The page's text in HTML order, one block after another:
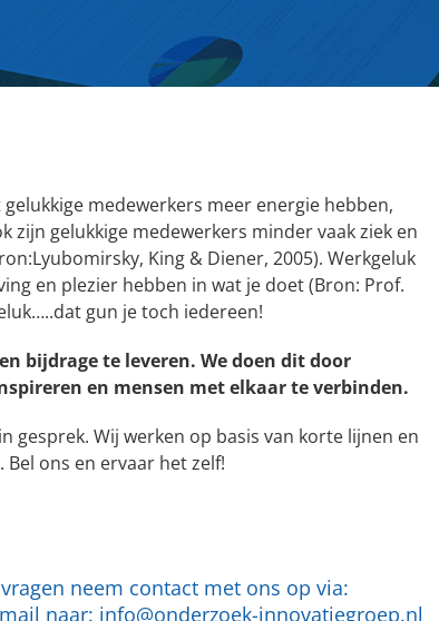
medewerkers meer energie hebben,
zijn gelukkige medewerkers minder vaak ziek en
King & Diener, 2005). Werkgeluk
en plezier hebben in wat je doet (Bron: Prof.
gun je toch iedereen!
bijdrage te leveren. We doen dit door
en mensen met elkaar te verbinden.
gesprek. Wij werken op basis van korte lijnen en
ons en ervaar het zelf!
neem contact met ons op via:
naar: info@onderzoek-innovatiegroep.nl